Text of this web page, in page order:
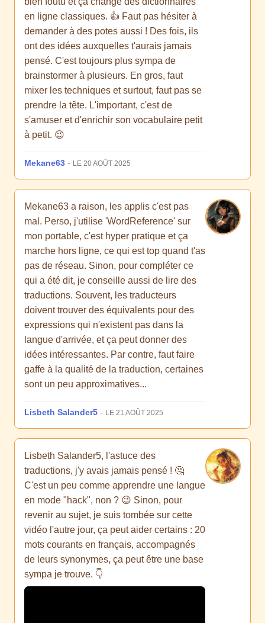
en ligne classiques. 👍 Faut pas hésiter à
demander à des potes aussi ! Des fois, ils
ont des idées auxquelles t'aurais jamais
pensé. C'est toujours plus sympa de
brainstormer à plusieurs. En gros, faut
mixer les techniques et surtout, faut pas se
prendre la tête. L'important, c'est de
s'amuser et d'enrichir son vocabulaire petit
à petit. 😉
Mekane63 - LE 20 AOÛT 2025
Mekane63 a raison, les applis c'est pas
mal. Perso, j'utilise 'WordReference' sur
mon portable, c'est hyper pratique et ça
marche hors ligne, ce qui est top quand t'as
pas de réseau. Sinon, pour compléter ce
qui a été dit, je conseille aussi de lire des
traductions. Souvent, les traducteurs
doivent trouver des équivalents pour des
expressions qui n'existent pas dans la
langue d'arrivée, et ça peut donner des
idées intéressantes. Par contre, faut faire
gaffe à la qualité de la traduction, certaines
sont un peu approximatives...
Lisbeth Salander5 - LE 21 AOÛT 2025
Lisbeth Salander5, l'astuce des
traductions, j'y avais jamais pensé ! 🤔
C'est un peu comme apprendre une langue
en mode "hack", non ? 😉 Sinon, pour
revenir au sujet, je suis tombée sur cette
vidéo l'autre jour, ça peut aider certains : 20
mots courants en français, accompagnés
de leurs synonymes, ça peut être une base
sympa je trouve. 👇